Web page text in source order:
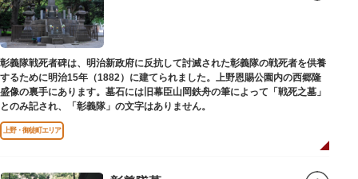
彰義隊戦死者碑は、明治新政府に反抗して討滅された彰義隊の戦死者を供養
するために明治15年（1882）に建てられました。上野恩賜公園内の西郷隆
盛像の裏手にあります。墓石には旧幕臣山岡鉄舟の筆によって「戦死之墓」
とのみ記され、「彰義隊」の文字はありません。
上野・御徒町エリア